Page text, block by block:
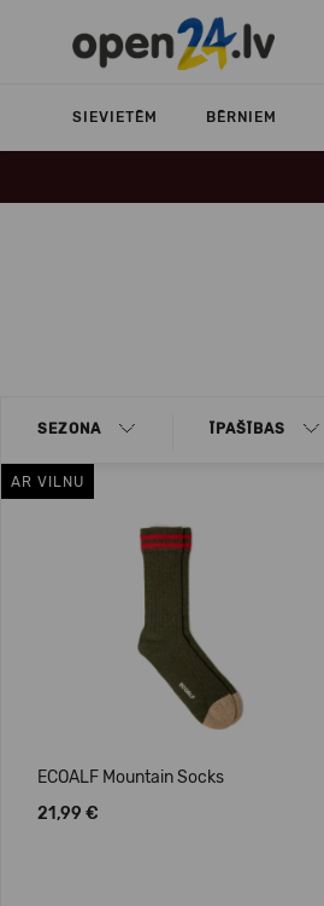
SIEVIETĒM BĒRNIEM
SEZONA ĪPAŠĪBAS
AR VILNU
ECOALF Mountain Socks
21,99 €